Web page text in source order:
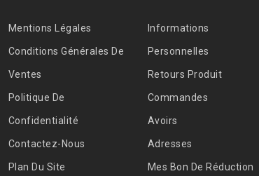
Mentions Légales
Conditions Générales De
Ventes
Politique De
Confidentialité
Contactez-Nous
Plan Du Site
Informations
Personnelles
Retours Produit
Commandes
Avoirs
Adresses
Mes Bon De Réduction